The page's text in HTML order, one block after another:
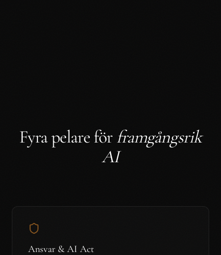
Fyra pelare för framgångsrik
AI
Ansvar & AI Act